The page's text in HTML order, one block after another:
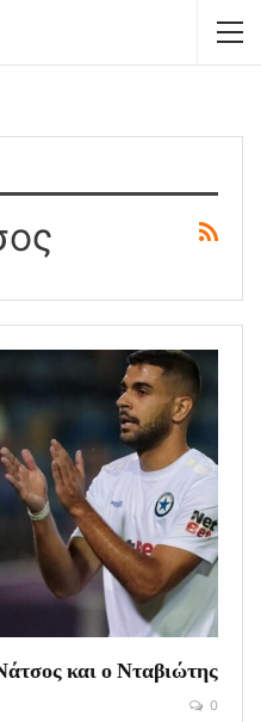
και ο Νταβιώτης
0